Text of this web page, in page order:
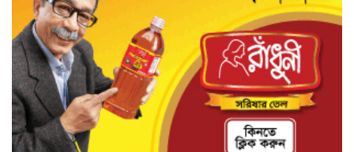
ঠাকুরগাঁওয়ে মোটরসাইকেলের ধাক্কায় প্রাণ
গেল বৃদ্ধ ও কিশোরের, গুরুতর আহত আরও
এক কিশোর